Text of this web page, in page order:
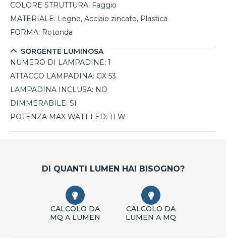
COLORE STRUTTURA: Faggio
MATERIALE: Legno, Acciaio zincato, Plastica
FORMA: Rotonda
SORGENTE LUMINOSA
NUMERO DI LAMPADINE: 1
ATTACCO LAMPADINA: GX 53
LAMPADINA INCLUSA: NO
DIMMERABILE: SI
POTENZA MAX WATT LED: 11 W
DI QUANTI LUMEN HAI BISOGNO?
CALCOLO DA
MQ A LUMEN
CALCOLO DA
LUMEN A MQ